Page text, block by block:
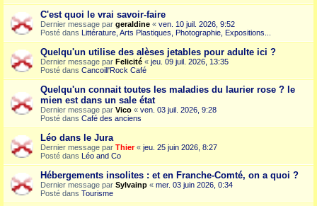
C'est quoi le vrai savoir-faire
Dernier message par geraldine « ven. 10 juil. 2026, 9:52
Posté dans Littérature, Arts Plastiques, Photographie, Expositions...
Quelqu'un utilise des alèses jetables pour adulte ici ?
Dernier message par Felicité « jeu. 09 juil. 2026, 13:35
Posté dans Cancoill'Rock Café
Quelqu'un connait toutes les maladies du laurier rose ? le
mien est dans un sale état
Dernier message par Vico « ven. 03 juil. 2026, 9:28
Posté dans Café des anciens
Léo dans le Jura
Dernier message par Thier« jeu. 25 juin 2026, 8:27
Posté dans Léo and Co
Hébergements insolites : et en Franche-Comté, on a quoi ?
Dernier message par Sylvainp « mer. 03 juin 2026, 0:34
Posté dans Tourisme